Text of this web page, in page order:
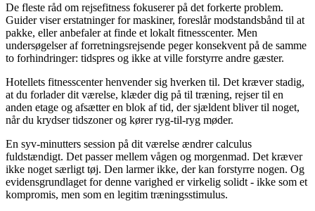
De fleste råd om rejsefitness fokuserer på det forkerte problem.
Guider viser erstatninger for maskiner, foreslår modstandsbånd til at
pakke, eller anbefaler at finde et lokalt fitnesscenter. Men
undersøgelser af forretningsrejsende peger konsekvent på de samme
to forhindringer: tidspres og ikke at ville forstyrre andre gæster.
Hotellets fitnesscenter henvender sig hverken til. Det kræver stadig,
at du forlader dit værelse, klæder dig på til træning, rejser til en
anden etage og afsætter en blok af tid, der sjældent bliver til noget,
når du krydser tidszoner og kører ryg-til-ryg møder.
En syv-minutters session på dit værelse ændrer calculus
fuldstændigt. Det passer mellem vågen og morgenmad. Det kræver
ikke noget særligt tøj. Den larmer ikke, der kan forstyrre nogen. Og
evidensgrundlaget for denne varighed er virkelig solidt - ikke som et
kompromis, men som en legitim træningsstimulus.